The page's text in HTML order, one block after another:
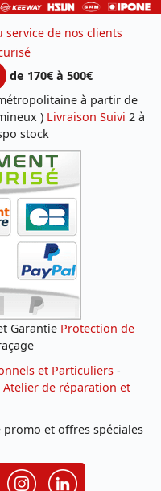
service de nos clients
de 170€ à 500€
à partir de
) Livraison Suivi 2 à
stock
Garantie Protection de
et Particuliers -
Atelier de réparation et
promo et offres spéciales